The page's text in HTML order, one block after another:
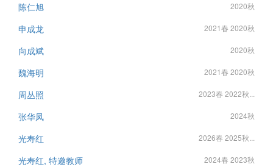
陈仁旭 2020秋
申成龙 2021春 2020秋
向成斌 2020秋
魏海明 2021春 2020秋
周丛照 2023春 2022秋...
张华凤 2024秋
光寿红 2026春 2025秋...
光寿红, 特邀教师 2024春 2023秋